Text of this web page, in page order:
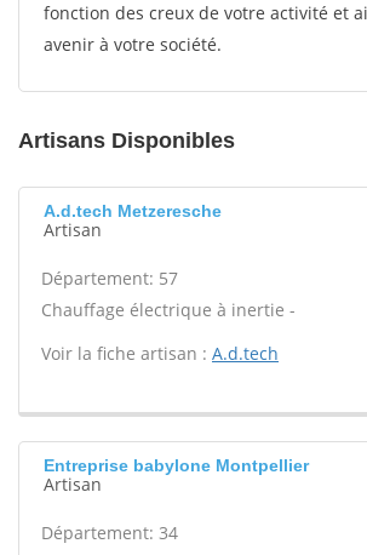
fonction des creux de votre activité et
avenir à votre société.
Artisans Disponibles
A.d.tech Metzeresche
Artisan
Département: 57
Chauffage électrique à inertie -
Voir la fiche artisan : A.d.tech
Entreprise babylone Montpellier
Artisan
Département: 34